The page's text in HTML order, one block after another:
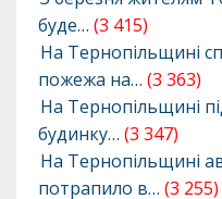
буде… (3 415)
На Тернопільщині
пожежа на… (3 363)
На Тернопільщині
будинку… (3 347)
На Тернопільщині
потрапило в… (3 255)